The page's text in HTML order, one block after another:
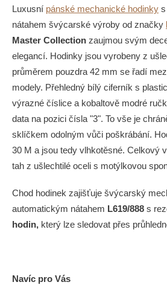
Luxusní pánské mechanické hodinky
nátahem švýcarské výroby od značky
Master Collection zaujmou svým
elegancí. Hodinky jsou vyrobeny z
průměrem pouzdra 42 mm se řadí
modely. Přehledný bílý ciferník s
výrazné číslice a kobaltově modré
data na pozici čísla "3". To vše je
sklíčkem odolným vůči poškrábání.
30 M a jsou tedy vlhkotěsné. Celkový
tah z ušlechtilé oceli s motýlkovou
Chod hodinek zajišťuje švýcarský
automatickým nátahem L619/888 s
hodin, který lze sledovat přes
Navíc pro Vás